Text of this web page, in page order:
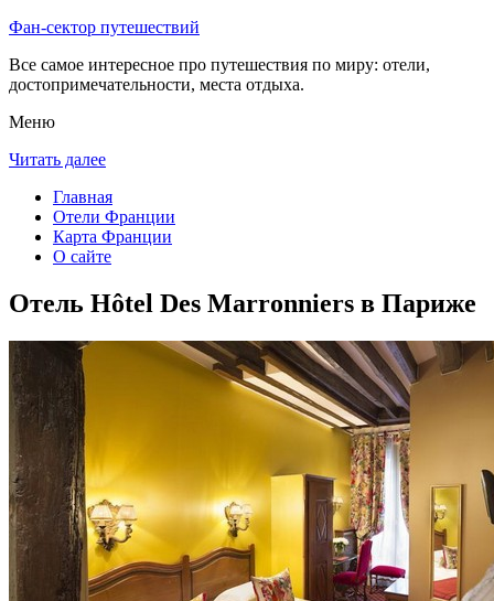
Фан-сектор путешествий
Все самое интересное про путешествия по миру: отели,
достопримечательности, места отдыха.
Меню
Читать далее
Главная
Отели Франции
Карта Франции
О сайте
Отель Hôtel Des Marronniers в Париже